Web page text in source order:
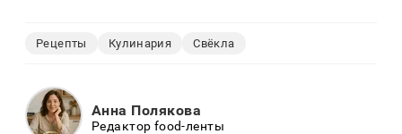
Рецепты Кулинария Свёкла
Анна Полякова
Редактор food-ленты